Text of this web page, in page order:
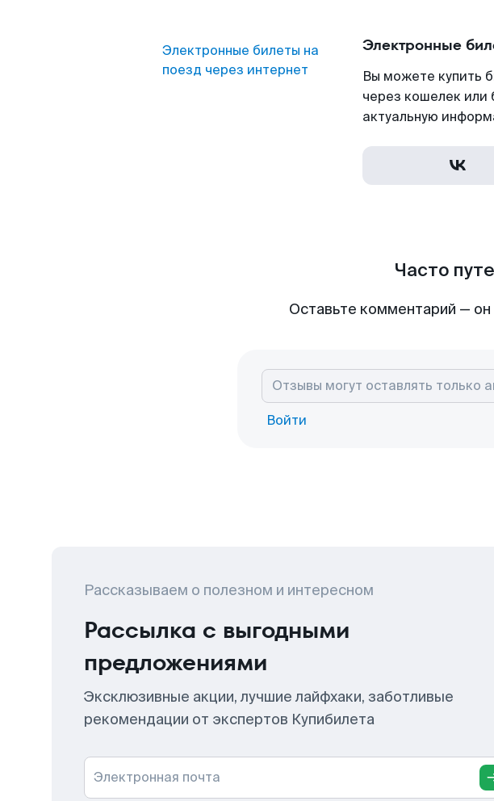
Электронные билеты на
поезд через интернет
Электронные
Вы можете купить
через кошелек или
актуальную
Часто
Оставьте комментарий —
Войти
Рассказываем о полезном и интересном
Рассылка с выгодными
предложениями
Эксклюзивные акции, лучшие лайфхаки, заботливые
рекомендации от экспертов Купибилета
Электронная почта